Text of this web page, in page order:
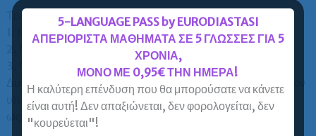
Τρόποι εξόφλησης διδάκτρων:
1. Μετρητά (για ποσά έως 500 €).
2. Με κατάθεση στην Εθνική Τράπεζα ή στην Alpha Bank.
3. Με πιστωτική ή χρεωστική κάρτα.
Δυνατότητα άτοκων δόσεων με πιστωτική κάρτα: ναι, εφόσον
υποστηρίζεται από την πιστωτική κάρτα του κατόχου για τις
ως άνω αναφερόμενες τράπεζες.
5-LANGUAGE PASS by EURODIASTASI
ΑΠΕΡΙΟΡΙΣΤΑ ΜΑΘΗΜΑΤΑ ΣΕ 5 ΓΛΩΣΣΕΣ ΓΙΑ 5
ΧΡΟΝΙΑ,
ΜΟΝΟ ΜΕ 0,95€ ΤΗΝ ΗΜΕΡΑ!
Η καλύτερη επένδυση που θα μπορούσατε να κάνετε
είναι αυτή! Δεν απαξιώνεται, δεν φορολογείται, δεν
"κουρεύεται"!